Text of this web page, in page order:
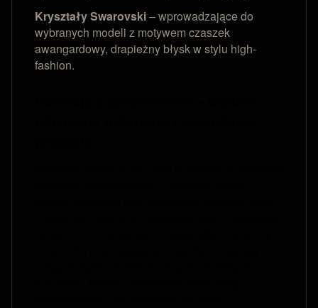
Kryształy Swarovski– wprowadzające do
wybranych modeli z motywem czaszek
awangardowy, drapieżny błysk w stylu high-
fashion.